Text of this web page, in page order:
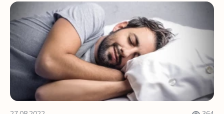
6 продуктов, которые мешают крепкому сну в пожилом